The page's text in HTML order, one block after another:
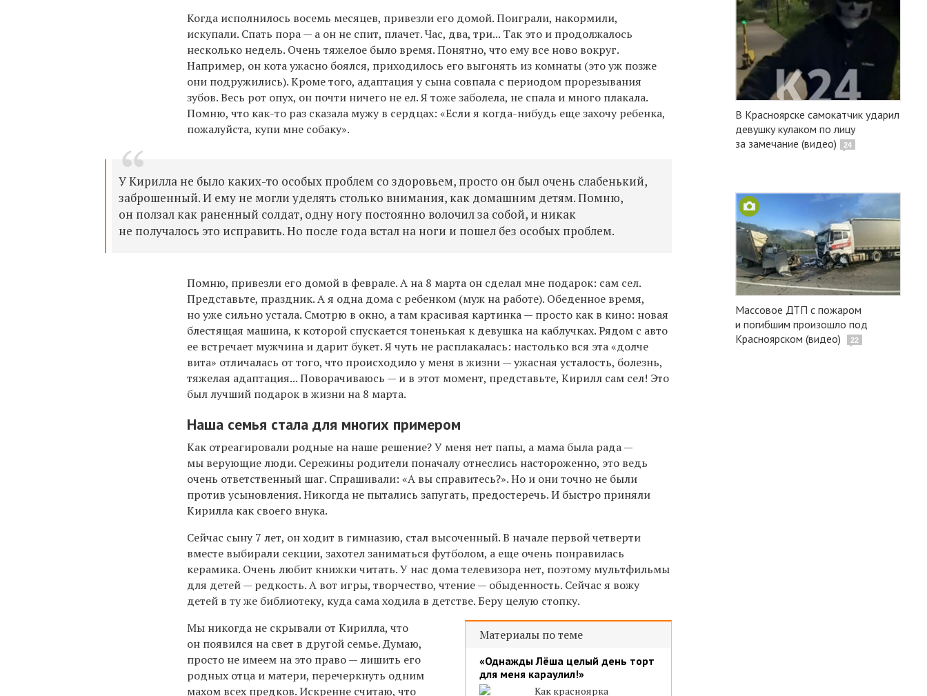
Когда исполнилось восемь месяцев, привезли его домой. Поиграли, накормили,
искупали. Спать пора — а он не спит, плачет. Час, два, три... Так это и продолжалось
несколько недель. Очень тяжелое было время. Понятно, что ему все ново вокруг.
Например, он кота ужасно боялся, приходилось его выгонять из комнаты (это уж позже
они подружились). Кроме того, адаптация у сына совпала с периодом прорезывания
зубов. Весь рот опух, он почти ничего не ел. Я тоже заболела, не спала и много плакала.
Помню, что как-то раз сказала мужу в сердцах: «Если я когда-нибудь еще захочу ребенка,
пожалуйста, купи мне собаку».
У Кирилла не было каких-то особых проблем со здоровьем, просто он был очень слабенький,
заброшенный. И ему не могли уделять столько внимания, как домашним детям. Помню,
он ползал как раненный солдат, одну ногу постоянно волочил за собой, и никак
не получалось это исправить. Но после года встал на ноги и пошел без особых проблем.
Помню, привезли его домой в феврале. А на 8 марта он сделал мне подарок: сам сел.
Представьте, праздник. А я одна дома с ребенком (муж на работе). Обеденное время,
но уже сильно устала. Смотрю в окно, а там красивая картинка — просто как в кино: новая
блестящая машина, к которой спускается тоненькая к девушка на каблучках. Рядом с авто
ее встречает мужчина и дарит букет. Я чуть не расплакалась: настолько вся эта «долче
вита» отличалась от того, что происходило у меня в жизни — ужасная усталость, болезнь,
тяжелая адаптация... Поворачиваюсь — и в этот момент, представьте, Кирилл сам сел! Это
был лучший подарок в жизни на 8 марта.
Наша семья стала для многих примером
Как отреагировали родные на наше решение? У меня нет папы, а мама была рада —
мы верующие люди. Сережины родители поначалу отнеслись настороженно, это ведь
очень ответственный шаг. Спрашивали: «А вы справитесь?». Но и они точно не были
против усыновления. Никогда не пытались запугать, предостеречь. И быстро приняли
Кирилла как своего внука.
Сейчас сыну 7 лет, он ходит в гимназию, стал высоченный. В начале первой четверти
вместе выбирали секции, захотел заниматься футболом, а еще очень понравилась
керамика. Очень любит книжки читать. У нас дома телевизора нет, поэтому мультфильмы
для детей — редкость. А вот игры, творчество, чтение — обыденность. Сейчас я вожу
детей в ту же библиотеку, куда сама ходила в детстве. Беру целую стопку.
Материалы по теме
«Однажды Лёша целый день торт
для меня караулил!»
Как красноярка
Мы никогда не скрывали от Кирилла, что
он появился на свет в другой семье. Думаю,
просто не имеем на это право — лишить его
родных отца и матери, перечеркнуть одним
махом всех предков. Искренне считаю, что
В Красноярске самокатчик ударил
девушку кулаком по лицу
за замечание (видео)
24
Массовое ДТП с пожаром
и погибшим произошло под
Красноярском (видео)
22